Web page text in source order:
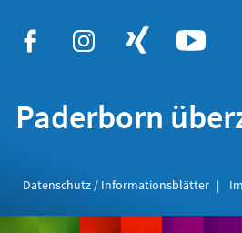
Paderborn
Datenschutz / Informationsblätter